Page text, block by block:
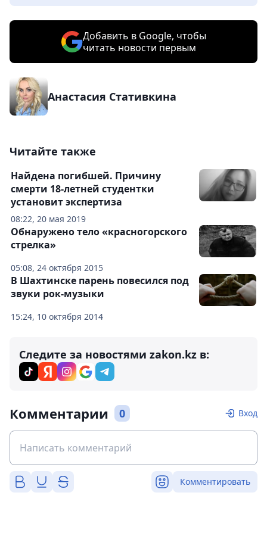
Добавить в Google, чтобы
читать новости первым
Анастасия Стативкина
Читайте также
08:22, 20 мая 2019
Найдена погибшей. Причину
смерти 18-летней студентки
установит экспертиза
05:08, 24 октября 2015
Обнаружено тело «красногорского
стрелка»
15:24, 10 октября 2014
В Шахтинске парень повесился под
звуки рок-музыки
Следите за новостями zakon.kz в:
Комментарии 0 Вход
Комментировать